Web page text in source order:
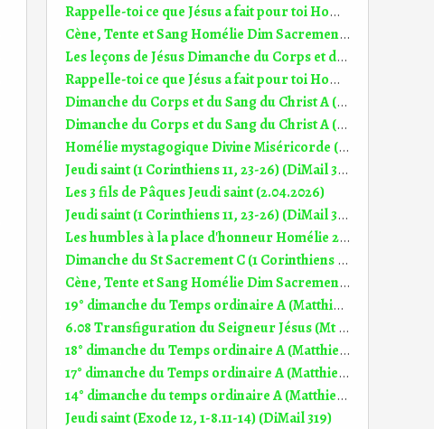
Rappelle-toi ce que Jésus a fait pour toi Homélie st sacrement du Corps et du sang du Christ A (7.06.2026)
Cène, Tente et Sang Homélie Dim Sacrement Corps et Sang du Christ B (2.06.2024)
Les leçons de Jésus Dimanche du Corps et du Sang du Christ C (22.06.2019)
Rappelle-toi ce que Jésus a fait pour toi Homélie st sacrement du Corps et du sang du Christ A (7.06.2026)
Dimanche du Corps et du Sang du Christ A (1 Corinthiens 10, 16-17) (DiMail 331)
Dimanche du Corps et du Sang du Christ A (Jean 6, 51-58) (DiMail 23)
Homélie mystagogique Divine Miséricorde (12.04.2026)
Jeudi saint (1 Corinthiens 11, 23-26) (DiMail 394)
Les 3 fils de Pâques Jeudi saint (2.04.2026)
Jeudi saint (1 Corinthiens 11, 23-26) (DiMail 394)
Les humbles à la place d'honneur Homélie 22° dim TO C (31.08.2025)
Dimanche du St Sacrement C (1 Corinthiens 11, 23-26) (DiMail 394)
Cène, Tente et Sang Homélie Dim Sacrement Corps et Sang du Christ B (2.06.2024)
19° dimanche du Temps ordinaire A (Matthieu 14, 22-33) (DiMail 348)
6.08 Transfiguration du Seigneur Jésus (Mt 17, 1-9) (DiMail 644)
18° dimanche du Temps ordinaire A (Matthieu 14, 13-21) (DiMail 32)
17° dimanche du Temps ordinaire A (Matthieu 13, 44-52) (DiMail 31)
14° dimanche du temps ordinaire A (Matthieu 11, 25-30) (DiMail 28)
Jeudi saint (Exode 12, 1-8.11-14) (DiMail 319)